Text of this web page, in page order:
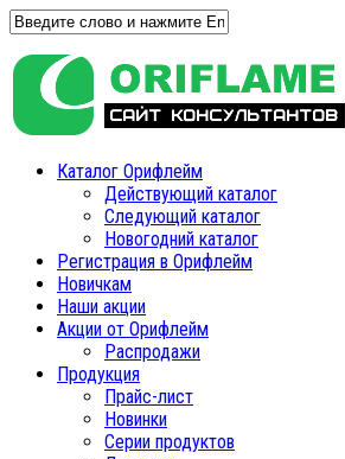
Каталог Орифлейм
Действующий каталог
Следующий каталог
Новогодний каталог
Регистрация в Орифлейм
Новичкам
Наши акции
Акции от Орифлейм
Распродажи
Продукция
Прайс-лист
Новинки
Серии продуктов